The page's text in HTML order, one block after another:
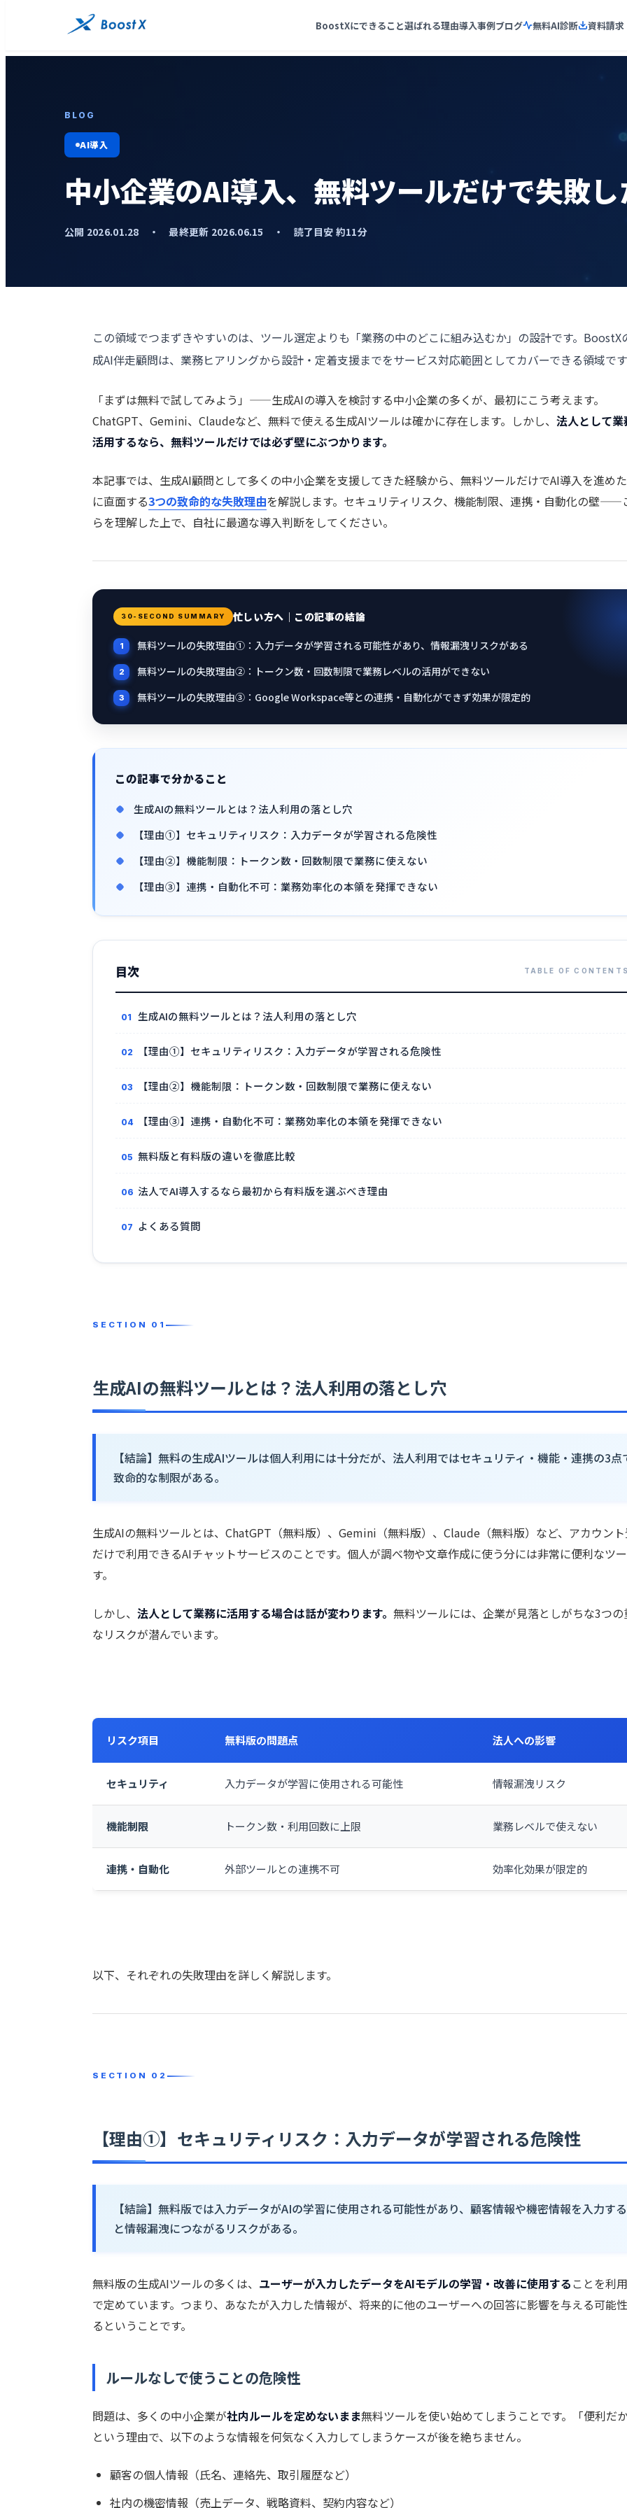
BoostXにできること選ばれる理由導入事例ブログ 無料AI診断 資料請求
BLOG
AI導入
中小企業のAI導入、無料ツールだけで失敗
公開 2026.01.28 ・ 最終更新 2026.06.15 ・ 読了目安 約11分
この領域でつまずきやすいのは、ツール選定よりも「業務の中のどこに組み込むか」の設計です。BoostX
成AI伴走顧問は、業務ヒアリングから設計・定着支援までをサービス対応範囲としてカバーできる領域で
「まずは無料で試してみよう」——生成AIの導入を検討する中小企業の多くが、最初にこう考えます。
ChatGPT、Gemini、Claudeなど、無料で使える生成AIツールは確かに存在します。しかし、 法人として業
活用するなら、無料ツールだけでは必ず壁にぶつかります。
本記事では、生成AI顧問として多くの中小企業を支援してきた経験から、無料ツールだけでAI導入を進め
に直面する3つの致命的な失敗理由を解説します。セキュリティリスク、機能制限、連携・自動化の壁——
らを理解した上で、自社に最適な導入判断をしてください。
30-SECOND SUMMARY 忙しい方へ｜この記事の結論
無料ツールの失敗理由①：入力データが学習される可能性があり、情報漏洩リスクがある
無料ツールの失敗理由②：トークン数・回数制限で業務レベルの活用ができない
無料ツールの失敗理由③：Google Workspace等との連携・自動化ができず効果が限定的
この記事で分かること
生成AIの無料ツールとは？法人利用の落とし穴
【理由①】セキュリティリスク：入力データが学習される危険性
【理由②】機能制限：トークン数・回数制限で業務に使えない
【理由③】連携・自動化不可：業務効率化の本領を発揮できない
目次
生成AIの無料ツールとは？法人利用の落とし穴
【理由①】セキュリティリスク：入力データが学習される危険性
【理由②】機能制限：トークン数・回数制限で業務に使えない
【理由③】連携・自動化不可：業務効率化の本領を発揮できない
無料版と有料版の違いを徹底比較
法人でAI導入するなら最初から有料版を選ぶべき理由
よくある質問
生成AIの無料ツールとは？法人利用の落とし穴
【結論】無料の生成AIツールは個人利用には十分だが、法人利用ではセキュリティ・機能・連携の3点
致命的な制限がある。
生成AIの無料ツールとは、ChatGPT（無料版）、Gemini（無料版）、Claude（無料版）など、アカウン
だけで利用できるAIチャットサービスのことです。個人が調べ物や文章作成に使う分には非常に便利なツ
す。
しかし、 法人として業務に活用する場合は話が変わります。 無料ツールには、企業が見落としがちな3つの
なリスクが潜んでいます。
リスク項目 無料版の問題点 法人への影響
セキュリティ 入力データが学習に使用される可能性 情報漏洩リスク
機能制限 トークン数・利用回数に上限 業務レベルで使えない
連携・自動化 外部ツールとの連携不可 効率化効果が限定的
以下、それぞれの失敗理由を詳しく解説します。
【理由①】セキュリティリスク：入力データが学習される危険性
【結論】無料版では入力データがAIの学習に使用される可能性があり、顧客情報や機密情報を入力する
と情報漏洩につながるリスクがある。
無料版の生成AIツールの多くは、 ユーザーが入力したデータをAIモデルの学習・改善に使用する ことを利
で定めています。つまり、あなたが入力した情報が、将来的に他のユーザーへの回答に影響を与える可能
るということです。
ルールなしで使うことの危険性
問題は、多くの中小企業が社内ルールを定めないまま無料ツールを使い始めてしまうことです。「便利だ
という理由で、以下のような情報を何気なく入力してしまうケースが後を絶ちません。
顧客の個人情報（氏名、連絡先、取引履歴など）
社内の機密情報（売上データ、戦略資料、契約内容など）